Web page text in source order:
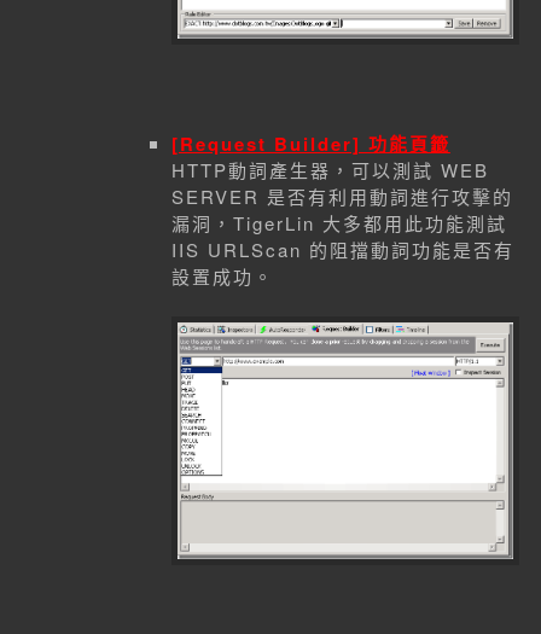
[Request Builder] 功能頁籤
HTTP動詞產生器，可以測試 WEB
SERVER 是否有利用動詞進行攻擊的
漏洞，TigerLin 大多都用此功能測試
IIS URLScan 的阻擋動詞功能是否有
設置成功。